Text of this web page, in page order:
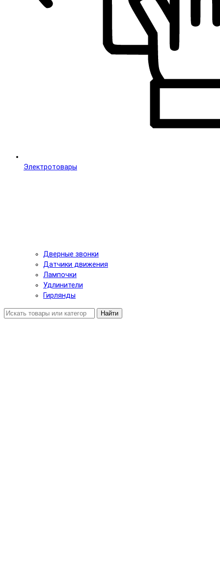
Электротовары
Дверные звонки
Датчики движения
Лампочки
Удлинители
Гирлянды
Найти